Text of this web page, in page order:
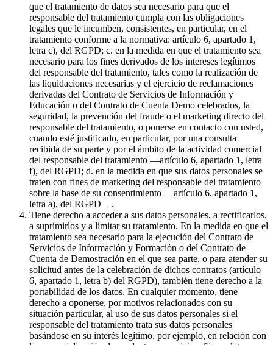
que el tratamiento de datos sea necesario para que el
responsable del tratamiento cumpla con las obligaciones
legales que le incumben, consistentes, en particular, en el
tratamiento conforme a la normativa: artículo 6, apartado 1,
letra c), del RGPD; c. en la medida en que el tratamiento sea
necesario para los fines derivados de los intereses legítimos
del responsable del tratamiento, tales como la realización de
las liquidaciones necesarias y el ejercicio de reclamaciones
derivadas del Contrato de Servicios de Información y
Educación o del Contrato de Cuenta Demo celebrados, la
seguridad, la prevención del fraude o el marketing directo del
responsable del tratamiento, o ponerse en contacto con usted,
cuando esté justificado, en particular, por una consulta
recibida de su parte y por el ámbito de la actividad comercial
del responsable del tratamiento —artículo 6, apartado 1, letra
f), del RGPD; d. en la medida en que sus datos personales se
traten con fines de marketing del responsable del tratamiento
sobre la base de su consentimiento —artículo 6, apartado 1,
letra a), del RGPD—.
Tiene derecho a acceder a sus datos personales, a rectificarlos,
a suprimirlos y a limitar su tratamiento. En la medida en que el
tratamiento sea necesario para la ejecución del Contrato de
Servicios de Información y Formación o del Contrato de
Cuenta de Demostración en el que sea parte, o para atender su
solicitud antes de la celebración de dichos contratos (artículo
6, apartado 1, letra b) del RGPD), también tiene derecho a la
portabilidad de los datos. En cualquier momento, tiene
derecho a oponerse, por motivos relacionados con su
situación particular, al uso de sus datos personales si el
responsable del tratamiento trata sus datos personales
basándose en su interés legítimo, por ejemplo, en relación con